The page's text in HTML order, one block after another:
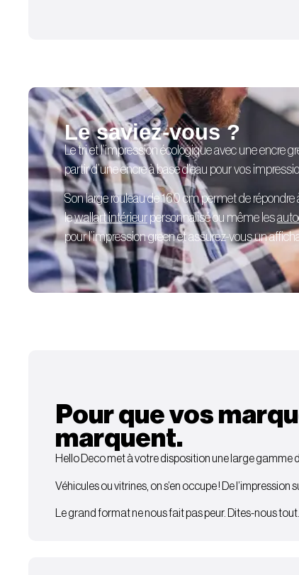
Le saviez-vous ?
Le tri et l’impression écologique avec une encre
partir d’une encre à base d’eau pour vos
Son large rouleau de 160 cm permet de
lewallart intérieurpersonnaliséou même les
pour l’impression green et assurez-vous un
Pour que vos
marquent.
Hello Deco met à votre disposition une large gamme
Véhicules ou vitrines, on s’en occupe ! De l’impression
Le grand format ne nous fait pas peur. Dites-nous tout.